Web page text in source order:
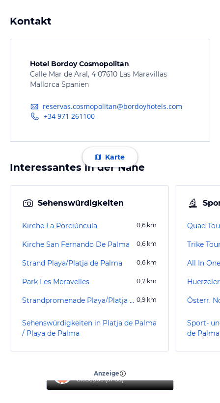
Kontakt
Hotel Bordoy Cosmopolitan
Calle Mar de Aral, 4 07610 Las Maravillas
Mallorca Spanien
reservas.cosmopolitan@bordoyhotels.com
+34 971 261100
Karte
Interessantes in der Nähe
Sehenswürdigkeiten
Kirche La Porciúncula 0,6 km
Kirche San Fernando De Palma 0,6 km
Strand Playa/Platja de Palma 0,6 km
Park Les Meravelles 0,7 km
Strandpromenade Playa/Platja de Palma 0,9 km
Sehenswürdigkeiten in Platja de Palma
/ Playa de Palma
Trike
Sport-
de
Anzeige
Giuseppe (51-55)